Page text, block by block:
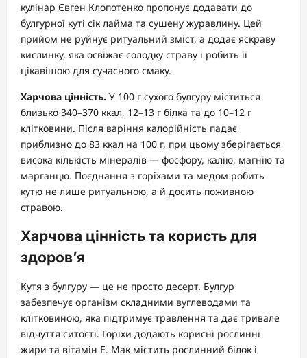
кулінар Євген Клопотенко пропонує додавати до
булгурної куті сік лайма та сушену журавлину. Цей
прийом не руйнує ритуальний зміст, а додає яскраву
кислинку, яка освіжає солодку страву і робить її
цікавішою для сучасного смаку.
Харчова цінність. У 100 г сухого булгуру міститься
близько 340–370 ккал, 12–13 г білка та до 10–12 г
клітковини. Після варіння калорійність падає
приблизно до 83 ккал на 100 г, при цьому зберігається
висока кількість мінералів — фосфору, калію, магнію та
марганцю. Поєднання з горіхами та медом робить
кутю не лише ритуальною, а й досить поживною
стравою.
Харчова цінність та користь для
здоров’я
Кутя з булгуру — це не просто десерт. Булгур
забезпечує організм складними вуглеводами та
клітковиною, яка підтримує травлення та дає тривале
відчуття ситості. Горіхи додають корисні рослинні
жири та вітамін E. Мак містить рослинний білок і